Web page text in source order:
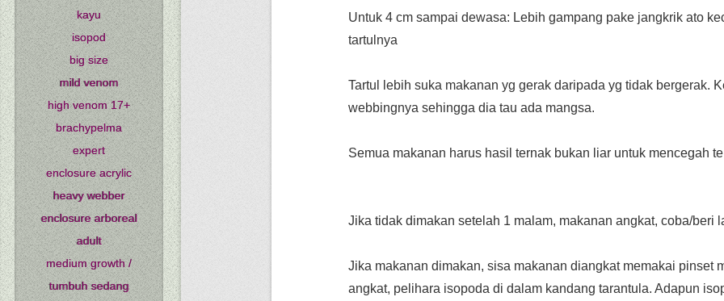
Untuk 4 cm sampai dewasa: Lebih gampang pake jangkrik ato
tartulnya
Tartul lebih suka makanan yg gerak daripada yg tidak bergerak.
webbingnya sehingga dia tau ada mangsa.
Semua makanan harus hasil ternak bukan liar untuk mencegah
Jika tidak dimakan setelah 1 malam, makanan angkat, coba/beri
Jika makanan dimakan, sisa makanan diangkat memakai pinset
angkat, pelihara isopoda di dalam kandang tarantula. Adapun
kayu
isopod
big size
mild venom
high venom 17+
brachypelma
expert
enclosure acrylic
heavy webber
enclosure arboreal
adult
medium growth /
tumbuh sedang